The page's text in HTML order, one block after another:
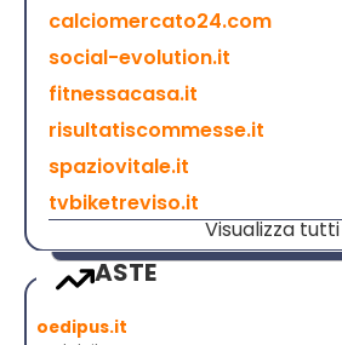
calciomercato24.com
social-evolution.it
fitnessacasa.it
risultatiscommesse.it
spaziovitale.it
tvbiketreviso.it
Visualizza tutti
ASTE
oedipus.it